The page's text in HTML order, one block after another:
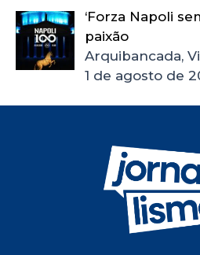
‘Forza Napoli
paixão
Arquibancada,
1 de agosto de